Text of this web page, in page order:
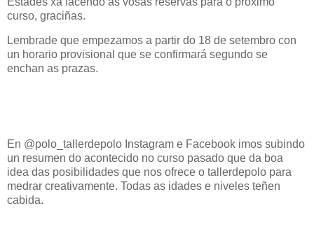
curso, graciñas.
Lembrade que empezamos a partir do 18 de setembro con
un horario provisional que se confirmará segundo se
enchan as prazas.
En @polo_tallerdepolo Instagram e Facebook imos subindo
un resumen do acontecido no curso pasado que da boa
idea das posibilidades que nos ofrece o tallerdepolo para
medrar creativamente. Todas as idades e niveles teñen
cabida.